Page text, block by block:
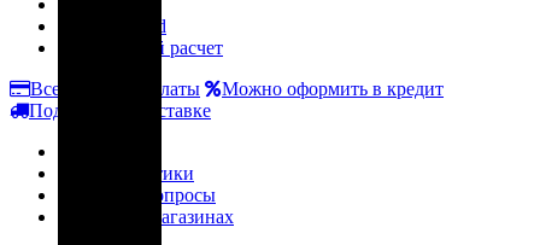
Все способы оплаты
Можно оформить в кредит
Подробнее о доставке
Характеристики
Отзывы и вопросы
Наличие в магазинах